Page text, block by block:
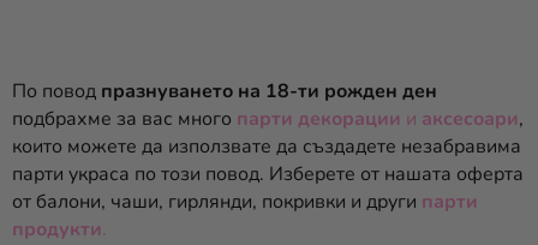
Н
И
Е
Л
Е
М
По повод празнуването на 18-ти рожден ден
подбрахме за вас много парти декорации и аксесоари,
които можете да използвате да създадете незабравима
парти украса по този повод. Изберете от нашата оферта
от балони, чаши, гирлянди, покривки и други парти
продукти.